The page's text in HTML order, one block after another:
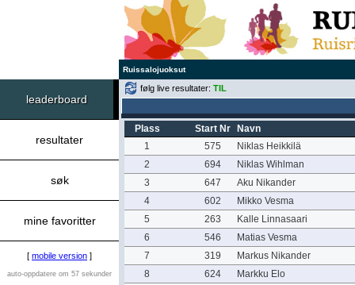
Ruissalojuoksut
leaderboard
resultater
søk
mine favoritter
[ mobile version ]
auto-oppdatere om 57 sekunder
følg live resultater: TIL
Plass Start Nr
Navn
1
575
Niklas Heikkilä
2
694
Niklas Wihlman
3
647
Aku Nikander
4
602
Mikko Vesma
5
263
Kalle Linnasaari
6
546
Matias Vesma
7
319
Markus Nikander
8
624
Markku Elo